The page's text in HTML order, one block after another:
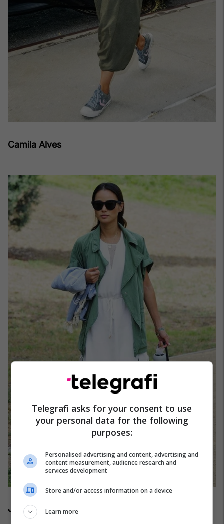
Camila Alves
Jamie Chung
Telegrafi asks for your consent to use
your personal data for the following
purposes:
Personalised advertising and content, advertising and
content measurement, audience research and
services development
Store and/or access information on a device
Learn more